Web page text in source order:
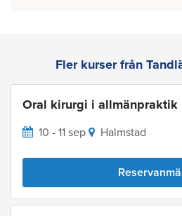
Fler kurser från
Oral kirurgi i allmänpraktik
10 - 11 sep Halmstad